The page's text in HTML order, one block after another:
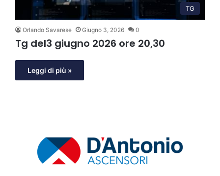
TG
Orlando Savarese Giugno 3, 2026 0
Tg del3 giugno 2026 ore 20,30
Leggi di più »